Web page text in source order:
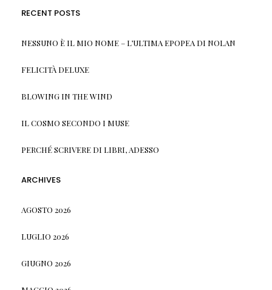
RECENT POSTS
NESSUNO È IL MIO NOME – L’ULTIMA EPOPEA DI NOLAN
FELICITÀ DELUXE
BLOWING IN THE WIND
IL COSMO SECONDO I MUSE
PERCHÉ SCRIVERE DI LIBRI, ADESSO
ARCHIVES
AGOSTO 2026
LUGLIO 2026
GIUGNO 2026